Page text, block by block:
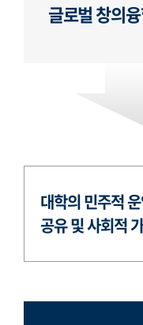
글로벌 창의
대학의 민주적
공유 및 사회적